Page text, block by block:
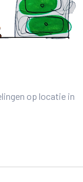
op locatie in